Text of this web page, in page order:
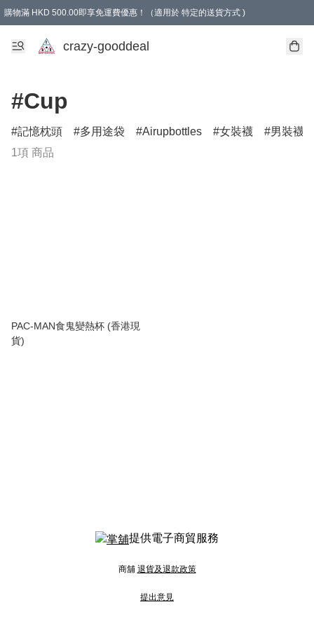
購物滿 HKD 500.00即享免運費優惠！（適用於 特定的送貨方式 )
成為會員可享免費禮品
crazy-gooddeal
#Cup
記憶枕頭 多用途袋 Airupbottles 女裝襪
男裝襪
1項 商品
PAC-MAN食鬼變熱杯 (香港現
貨)
提供電子商貿服務
商舖 退貨及退款政策
提出意見